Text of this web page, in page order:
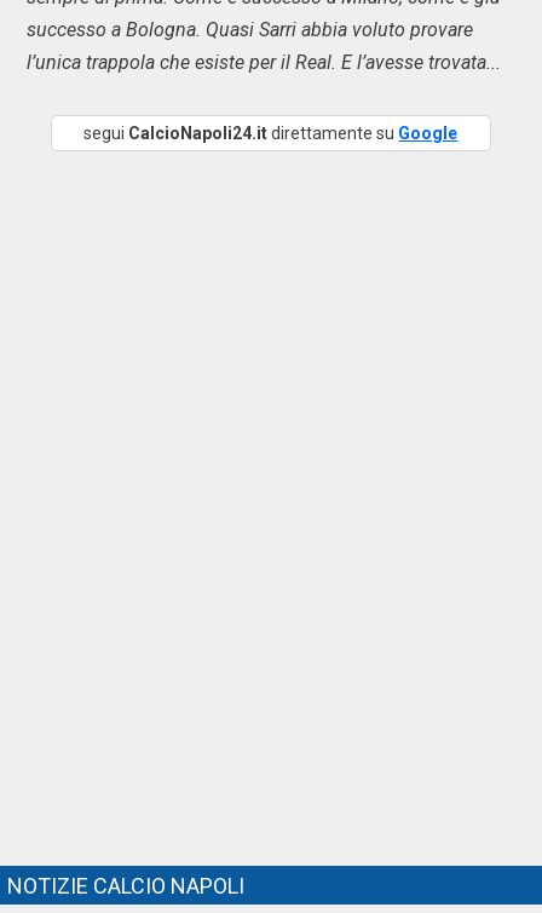
successo a Bologna. Quasi Sarri abbia voluto provare
l’unica trappola che esiste per il Real. E l’avesse trovata...
segui CalcioNapoli24.itdirettamente su Google
NOTIZIE CALCIO NAPOLI